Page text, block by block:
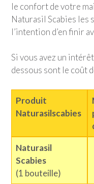
le confort de votre
Naturasil Scabies les
l’intention d’en finir
Si vous avez un
dessous sont le coût
Produit
Naturasilscabies
Naturasil
Scabies
(1 bouteille)